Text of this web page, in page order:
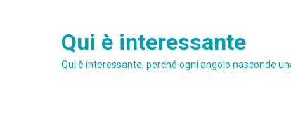
Qui è interessante
Qui è interessante, perché ogni angolo nasconde